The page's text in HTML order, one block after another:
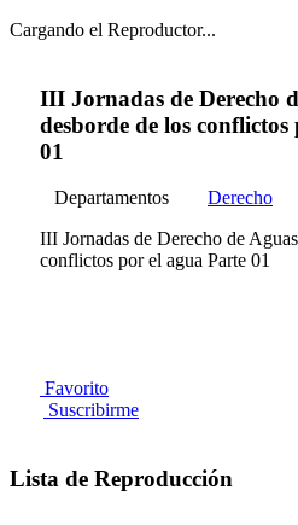
Cargando el Reproductor...
III Jornadas de Derecho
desborde de los
01
Departamentos
Derecho
III Jornadas de Derecho de
conflictos por el agua Parte 01
Favorito
Suscribirme
Lista de Reproducción